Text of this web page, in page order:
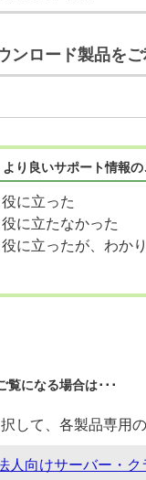
ンロード製品を
より良いサポート情報
役に立った
役に立たなかった
役に立ったが、わか
覧になる場合は･･･
して、各製品専用
人向けサーバー・